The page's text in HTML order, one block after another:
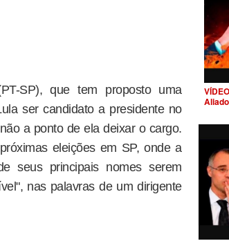
SP), que tem proposto uma
ser candidato a presidente no
a ponto de ela deixar o cargo.
eleições em SP, onde a
seus principais nomes serem
nas palavras de um dirigente